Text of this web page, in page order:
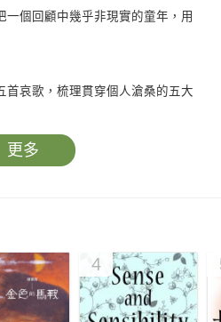
一個回顧中幾乎非現實的童年，用
首哀歌，梳理貫穿個人滄桑的五大
更多
4